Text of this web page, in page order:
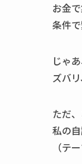
お金
条件
じゃ
ズバリ
ただ
私の
（テ